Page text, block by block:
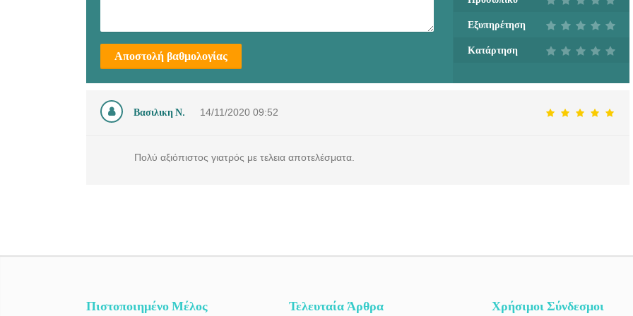
Εξυπηρέτηση
Κατάρτηση
Αποστολή βαθμολογίας
Βασιλικη Ν. 14/11/2020 09:52
Πολύ αξιόπιστος γιατρός με τελεια αποτελέσματα.
Πιστοποιημένο Μέλος Τελευταία Άρθρα Χρήσιμοι Σύνδεσμοι